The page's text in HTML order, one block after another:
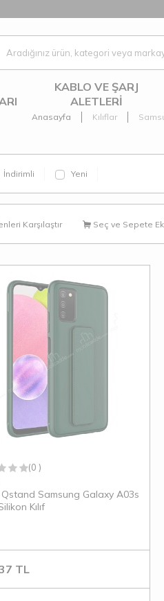
KABLO VE ŞARJ
ALETLERI
Anasayfa Kılıflar
İndirimli Yeni
Karşılaştır Seç ve Sepete
(0 )
Samsung Galaxy A03s
Kılıf
TL